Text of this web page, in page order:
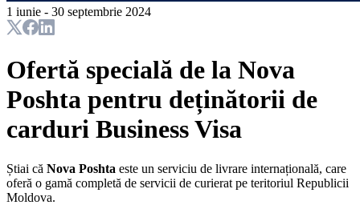
1 iunie - 30 septembrie 2024
Ofertă specială de la Nova
Poshta pentru deținătorii de
carduri Business Visa
Știai că Nova Poshta este un serviciu de livrare internațională, care
oferă o gamă completă de servicii de curierat pe teritoriul Republicii
Moldova.